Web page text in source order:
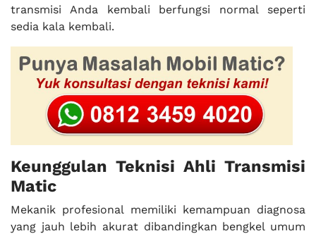
transmisi Anda kembali berfungsi normal seperti
sedia kala kembali.
Keunggulan Teknisi Ahli Transmisi
Matic
Mekanik profesional memiliki kemampuan diagnosa
yang jauh lebih akurat dibandingkan bengkel umum